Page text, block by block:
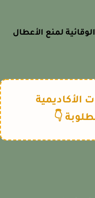
لمنع الأعطال
👇